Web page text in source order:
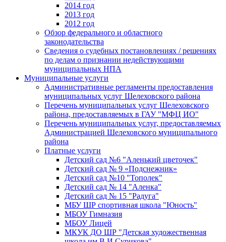
2014 год
2013 год
2012 год
Обзор федерального и областного
законодательства
Сведения о судебных постановлениях / решениях
по делам о признании недействующими
муниципальных НПА
Муниципальные услуги
Административные регламенты предоставления
муниципальных услуг Шелеховского района
Перечень муниципальных услуг Шелеховского
района, предоставляемых в ГАУ "МФЦ ИО"
Перечень муниципальных услуг, предоставляемых
Администрацией Шелеховского муниципального
района
Платные услуги
Детский сад №6 "Аленький цветочек"
Детский сад № 9 «Подснежник»
Детский сад №10 "Тополек"
Детский сад № 14 "Аленка"
Детский сад № 15 "Радуга"
МБУ ШР спортивная школа "Юность"
МБОУ Гимназия
МБОУ Лицей
МКУК ДО ШР "Детская художественная